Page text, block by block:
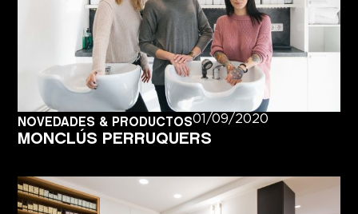
NOVEDADES & PRODUCTOS01/09/2020
MONCLÚS PERRUQUERS